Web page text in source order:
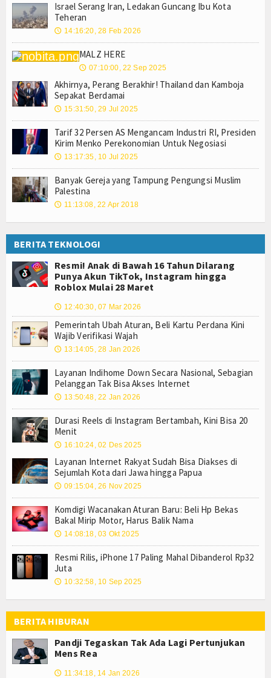
Israel Serang Iran, Ledakan Guncang Ibu Kota
Teheran
🕔 14:16:20, 28 Feb 2026
MALZ HERE
🕔 07:10:00, 22 Sep 2025
Akhirnya, Perang Berakhir! Thailand dan Kamboja
Sepakat Berdamai
🕔 15:31:50, 29 Jul 2025
Tarif 32 Persen AS Mengancam Industri RI, Presiden
Kirim Menko Perekonomian Untuk Negosiasi
🕔 13:17:35, 10 Jul 2025
Banyak Gereja yang Tampung Pengungsi Muslim
Palestina
🕔 11:13:08, 22 Apr 2018
BERITA TEKNOLOGI
Resmi! Anak di Bawah 16 Tahun Dilarang
Punya Akun TikTok, Instagram hingga
Roblox Mulai 28 Maret
🕔 12:40:30, 07 Mar 2026
Pemerintah Ubah Aturan, Beli Kartu Perdana Kini
Wajib Verifikasi Wajah
🕔 13:14:05, 28 Jan 2026
Layanan Indihome Down Secara Nasional, Sebagian
Pelanggan Tak Bisa Akses Internet
🕔 13:50:48, 22 Jan 2026
Durasi Reels di Instagram Bertambah, Kini Bisa 20
Menit
🕔 16:10:24, 02 Des 2025
Layanan Internet Rakyat Sudah Bisa Diakses di
Sejumlah Kota dari Jawa hingga Papua
🕔 09:15:04, 26 Nov 2025
Komdigi Wacanakan Aturan Baru: Beli Hp Bekas
Bakal Mirip Motor, Harus Balik Nama
🕔 14:08:18, 03 Okt 2025
Resmi Rilis, iPhone 17 Paling Mahal Dibanderol Rp32
Juta
🕔 10:32:58, 10 Sep 2025
BERITA HIBURAN
Pandji Tegaskan Tak Ada Lagi Pertunjukan
Mens Rea
🕔 11:34:18, 14 Jan 2026